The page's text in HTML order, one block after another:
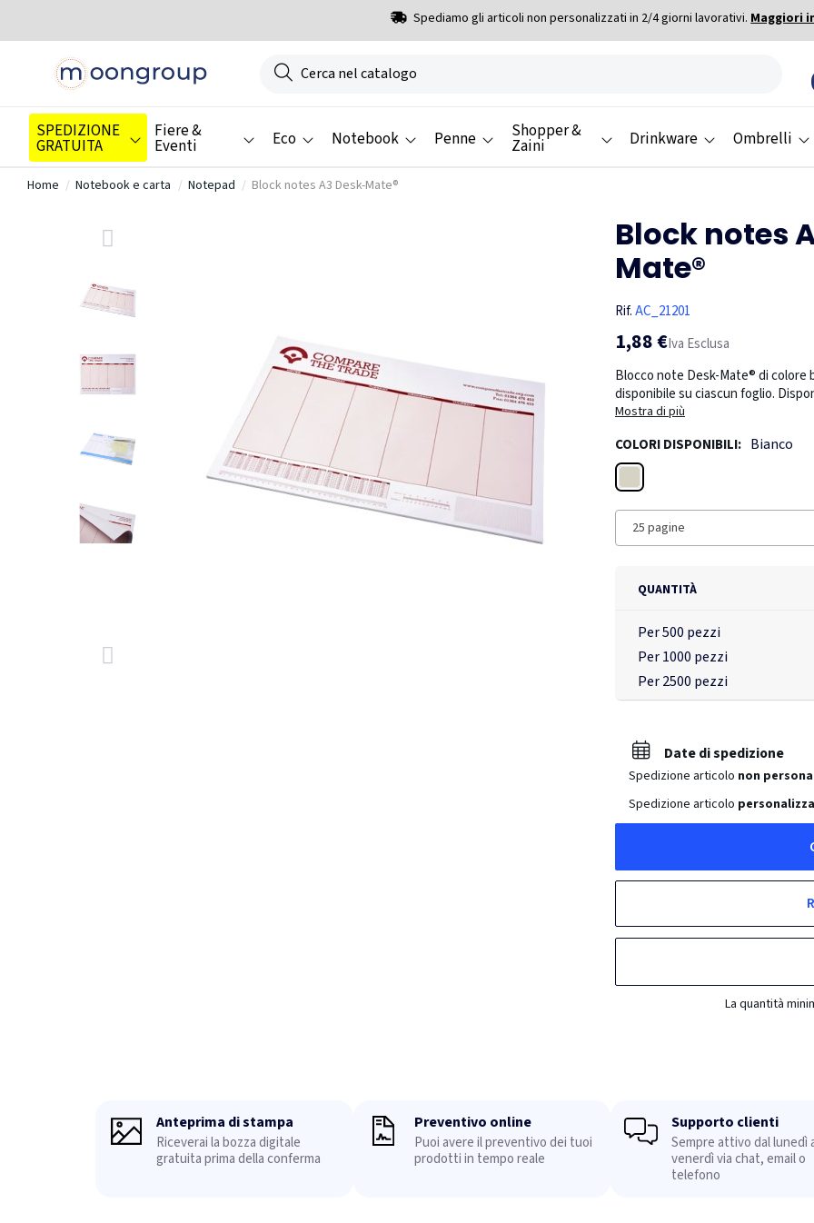
Spediamo gli articoli non personalizzati in 2/4 giorni lavorativi.Maggiori
SPEDIZIONE
GRATUITA
Fiere &
Eventi Eco Notebook Penne Shopper &
Zaini Drinkware Ombrelli
Home Notebook e carta Notepad Block notes A3 Desk-Mate®
Block notes
Mate®
Rif.AC_21201
1,88 €Iva Esclusa
Blocco note Desk-Mate® di colore
disponibile su ciascun foglio.
Mostra di più
COLORI DISPONIBILI: Bianco
25 pagine
QUANTITÀ
Per 500 pezzi
Per 1000 pezzi
Per 2500 pezzi
Date di spedizione
Spedizione articolo non
Spedizione articolo
La quantità
Anteprima di stampa
Riceverai la bozza digitale
gratuita prima della conferma
Preventivo online
Puoi avere il preventivo dei tuoi
prodotti in tempo reale
Supporto clienti
Sempre attivo dal lunedì
venerdì via chat, email o
telefono